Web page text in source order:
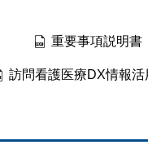
重要事項説明書
訪問看護医療DX情報活